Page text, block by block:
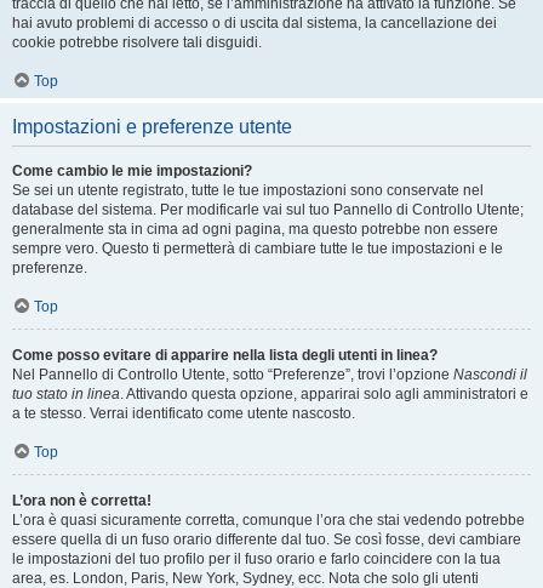
traccia di quello che hai letto, se l’amministrazione ha attivato la funzione. Se
hai avuto problemi di accesso o di uscita dal sistema, la cancellazione dei
cookie potrebbe risolvere tali disguidi.
Top
Impostazioni e preferenze utente
Come cambio le mie impostazioni?
Se sei un utente registrato, tutte le tue impostazioni sono conservate nel
database del sistema. Per modificarle vai sul tuo Pannello di Controllo Utente;
generalmente sta in cima ad ogni pagina, ma questo potrebbe non essere
sempre vero. Questo ti permetterà di cambiare tutte le tue impostazioni e le
preferenze.
Top
Come posso evitare di apparire nella lista degli utenti in linea?
Nel Pannello di Controllo Utente, sotto “Preferenze”, trovi l’opzione Nascondi il
tuo stato in linea. Attivando questa opzione, apparirai solo agli amministratori e
a te stesso. Verrai identificato come utente nascosto.
Top
L’ora non è corretta!
L’ora è quasi sicuramente corretta, comunque l’ora che stai vedendo potrebbe
essere quella di un fuso orario differente dal tuo. Se così fosse, devi cambiare
le impostazioni del tuo profilo per il fuso orario e farlo coincidere con la tua
area, es. London, Paris, New York, Sydney, ecc. Nota che solo gli utenti